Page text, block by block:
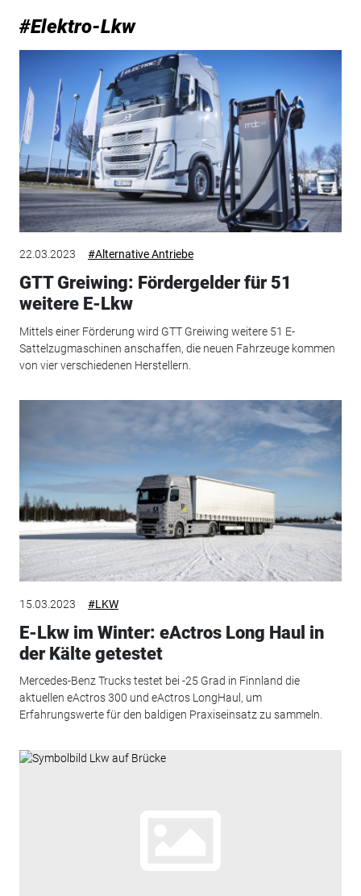
#Elektro-Lkw
22.03.2023 #Alternative Antriebe
GTT Greiwing: Fördergelder für 51
weitere E-Lkw
Mittels einer Förderung wird GTT Greiwing weitere 51 E-
Sattelzugmaschinen anschaffen, die neuen Fahrzeuge kommen
von vier verschiedenen Herstellern.
15.03.2023 #LKW
E-Lkw im Winter: eActros Long Haul in
der Kälte getestet
Mercedes-Benz Trucks testet bei -25 Grad in Finnland die
aktuellen eActros 300 und eActros LongHaul, um
Erfahrungswerte für den baldigen Praxiseinsatz zu sammeln.